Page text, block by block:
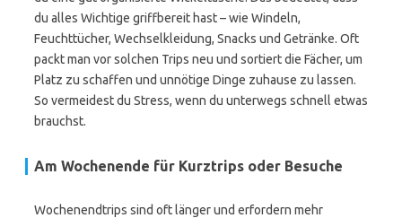
du alles Wichtige griffbereit hast – wie Windeln,
Feuchttücher, Wechselkleidung, Snacks und Getränke. Oft
packt man vor solchen Trips neu und sortiert die Fächer, um
Platz zu schaffen und unnötige Dinge zuhause zu lassen.
So vermeidest du Stress, wenn du unterwegs schnell etwas
brauchst.
Am Wochenende für Kurztrips oder Besuche
Wochenendtrips sind oft länger und erfordern mehr